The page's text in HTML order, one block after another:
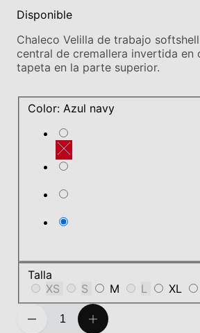
Disponible
Chaleco Velilla de trabajo
central de cremallera invertida en
tapeta en la parte superior.
Color: Azul navy
Talla
XS
S M L XL